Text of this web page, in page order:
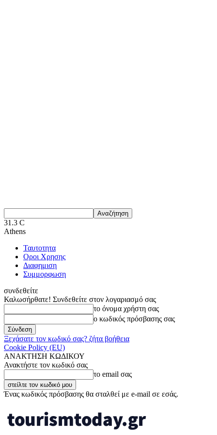
31.3 C
Athens
Ταυτοτητα
Οροι Χρησης
Διαφημιση
Συμμορφωση
συνδεθείτε
Καλωσήρθατε! Συνδεθείτε στον λογαριασμό σας
το όνομα χρήστη σας
ο κωδικός πρόσβασης σας
Ξεχάσατε τον κωδικό σας? ζήτα βοήθεια
Cookie Policy (EU)
ΑΝΑΚΤΗΣΗ ΚΩΔΙΚΟΥ
Ανακτήστε τον κωδικό σας
το email σας
Ένας κωδικός πρόσβασης θα σταλθεί με e-mail σε εσάς.